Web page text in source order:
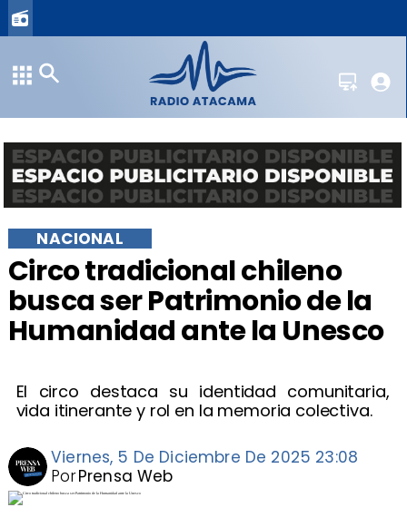
Circo tradicional chileno
busca ser Patrimonio de la
Humanidad ante la Unesco
El circo destaca su identidad comunitaria,
vida itinerante y rol en la memoria colectiva.
NACIONAL
Viernes, 5 De Diciembre De 2025 23:08
Prensa Web
Por